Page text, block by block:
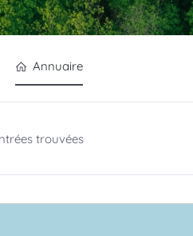
Annuaire
trouvées